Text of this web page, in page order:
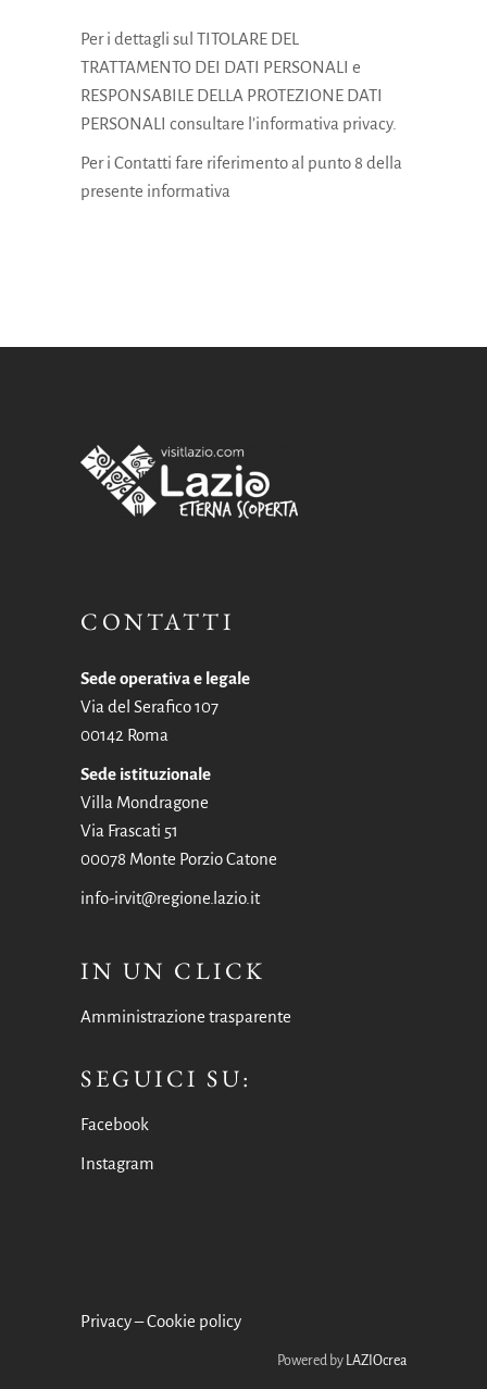
Per i dettagli sul TITOLARE DEL
TRATTAMENTO DEI DATI PERSONALI e
RESPONSABILE DELLA PROTEZIONE DATI
PERSONALI consultare l’informativa privacy.
Per i Contatti fare riferimento al punto 8 della
presente informativa
CONTATTI
Sede operativa e legale
Via del Serafico 107
00142 Roma
Sede istituzionale
Villa Mondragone
Via Frascati 51
00078 Monte Porzio Catone
info-irvit@regione.lazio.it
IN UN CLICK
Amministrazione trasparente
SEGUICI SU:
Facebook
Instagram
Privacy–Cookie policy
Powered by LAZIOcrea